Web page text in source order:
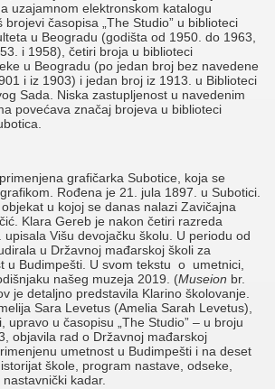
uzajamnom elektronskom katalogu
brojevi časopisa „The Studio” u biblioteci
u Beogradu (godišta od 1950. do 1963,
i 1958), četiri broja u biblioteci
u Beogradu (po jedan broj bez navedene
i iz 1903) i jedan broj iz 1913. u Biblioteci
Sada. Niska zastupljenost u navedenim
povećava značaj brojeva u biblioteci
grafičarka Subotice, koja se
Rođena je 21. jula 1897. u Subotici.
u kojoj se danas nalazi Zavičajna
Klara Gereb je nakon četiri razreda
Višu devojačku školu. U periodu od
u Državnoj mađarskoj školi za
u Budimpešti. U svom tekstu o umetnici,
našeg muzeja 2019. (Museion br.
je detaljno predstavila Klarino školovanje.
Sara Levetus (Amelia Sarah Levetus),
upravo u časopisu „The Studio” – u broju
objavila rad o Državnoj mađarskoj
umetnost u Budimpešti i na deset
škole, program nastave, odseke,
kadar.